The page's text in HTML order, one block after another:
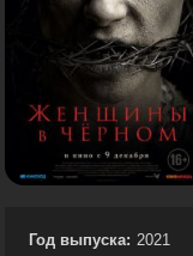
Год выпуска: 2021